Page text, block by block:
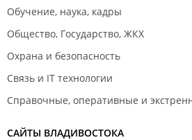
Обучение, наука, кадры
Общество, Государство, ЖКХ
Охрана и безопасность
Связь и IT технологии
Справочные, оперативные и
САЙТЫ ВЛАДИВОСТОКА